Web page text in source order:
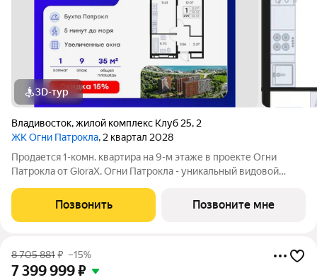
3D-тур
Владивосток,жилой комплекс Клуб 25, 2
ЖК Огни Патрокла, 2 квартал 2028
Продается 1-комн. квартира на 9-м этаже в проекте Огни
Патрокла от GloraX. Огни Патрокла - уникальный видовой
Владивостока. Общая площадь лота составляет 35,51 кв. м, из
которых 12,07 кв. м
Позвонить Позвоните мне
8 705 881₽ –15%
7 399 999₽